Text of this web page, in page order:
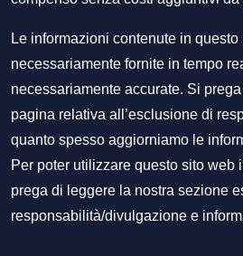
Le informazioni contenute in
necessariamente fornite in tempo
necessariamente accurate. Si
pagina relativa all’esclusione di
quanto spesso aggiorniamo le
Per poter utilizzare questo sito web
prega di leggere la nostra sezione
responsabilità/divulgazione e